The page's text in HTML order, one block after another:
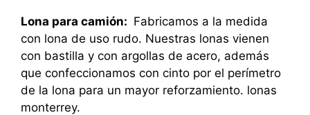
Lona para camión: Fabricamos a la medida
con lona de uso rudo. Nuestras lonas vienen
con bastilla y con argollas de acero, además
que confeccionamos con cinto por el perímetro
de la lona para un mayor reforzamiento. lonas
monterrey.